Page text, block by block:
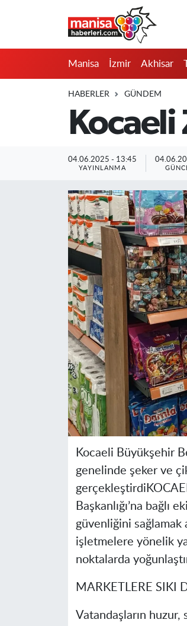
Manisa İzmir Akhisar
HABERLER GÜNDEM
04.06.2025 - 13:45
YAYINLANMA
Kocaeli Büyükşehir
genelinde şeker ve
gerçekleştirdi
Başkanlığı’na bağlı
güvenliğini sağlamak
işletmelere yönelik
noktalarda
MARKETLERE SIKI
Vatandaşların huzur,
Saruhanlı
Resmi İlanlar
Manisa Nöbetçi Eczaneler
Manisa Trafik Yoğunluk Haritası
Süper Lig Puan Durumu ve Fikstür
Tüm Manşetler
Son Dakika Haberleri
Haber Arşivi